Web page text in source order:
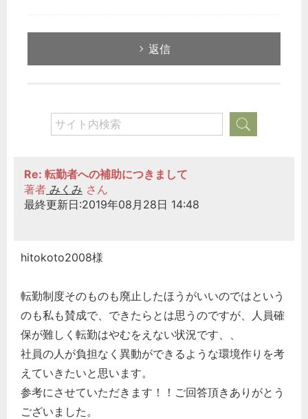
返信
Re: 転勤者への補助につきまして
著者 みくみ さん
最終更新日:2019年08月28日 14:48
hitokoto2008様
転勤制度そのものも廃止したほうがいいのではという
のも私も賛成で、できたらとは思うのですが、人員確
保が難しく転勤はやむをえない状況です、、
社員の人が負担なく異動ができるような環境作りを考
えていきたいと思います。
参考にさせていただきます！！ご回答頂きありがとう
ございました。